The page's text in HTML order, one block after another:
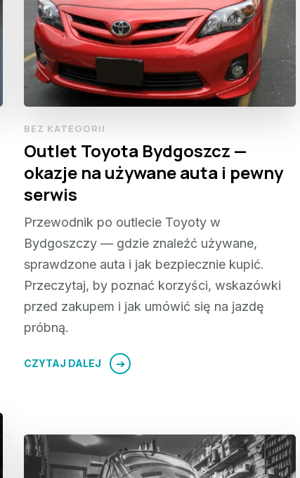
BEZ KATEGORII
Outlet Toyota Bydgoszcz —
okazje na używane auta i pewny
serwis
Przewodnik po outlecie Toyoty w
Bydgoszczy — gdzie znaleźć używane,
sprawdzone auta i jak bezpiecznie kupić.
Przeczytaj, by poznać korzyści, wskazówki
przed zakupem i jak umówić się na jazdę
próbną.
CZYTAJ DALEJ